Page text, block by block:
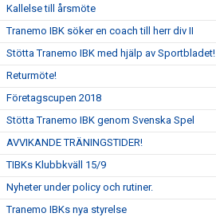
Kallelse till årsmöte
Tranemo IBK söker en coach till herr div II
Stötta Tranemo IBK med hjälp av Sportbladet!
Returmöte!
Företagscupen 2018
Stötta Tranemo IBK genom Svenska Spel
AVVIKANDE TRÄNINGSTIDER!
TIBKs Klubbkväll 15/9
Nyheter under policy och rutiner.
Tranemo IBKs nya styrelse